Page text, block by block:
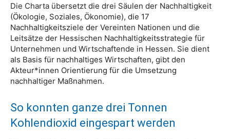
Die Charta übersetzt die drei Säulen der Nachhaltigkeit
(Ökologie, Soziales, Ökonomie), die 17
Nachhaltigkeitsziele der Vereinten Nationen und die
Leitsätze der Hessischen Nachhaltigkeitsstrategie für
Unternehmen und Wirtschaftende in Hessen. Sie dient
als Basis für nachhaltiges Wirtschaften, gibt den
Akteur*innen Orientierung für die Umsetzung
nachhaltiger Maßnahmen.
So konnten ganze drei Tonnen
Kohlendioxid eingespart werden